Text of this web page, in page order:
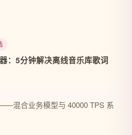
：5分钟解决离线音乐库歌词